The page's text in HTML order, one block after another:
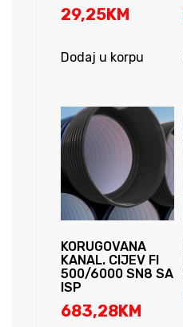
29,25KM
Dodaj u korpu
KORUGOVANA
KANAL. CIJEV FI
500/6000 SN8 SA
ISP
683,28KM